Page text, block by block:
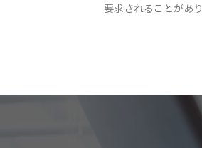
要求されることがあり